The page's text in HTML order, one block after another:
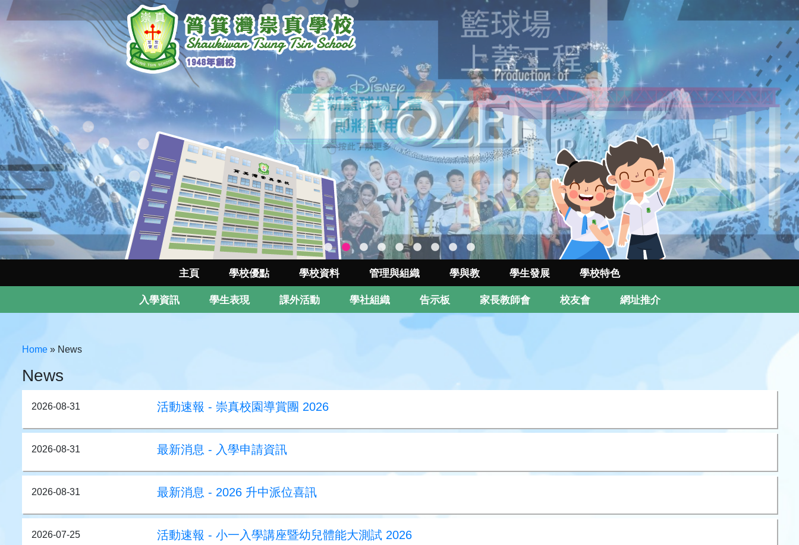
主頁 學校優點 學校資料 管理與組織 學與教 學生發展 學校特色
入學資訊 學生表現 課外活動 學社組織 告示板 家長教師會 校友會 網址推介
Home » News
News
2026-08-31 活動速報 - 崇真校園導賞團 2026
2026-08-31 最新消息 - 入學申請資訊
2026-08-31 最新消息 - 2026 升中派位喜訊
2026-07-25 活動速報 - 小一入學講座暨幼兒體能大測試 2026